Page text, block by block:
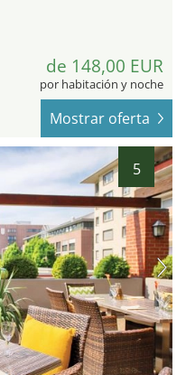
de 148,00 EUR
por habitación y noche
Mostrar oferta
5